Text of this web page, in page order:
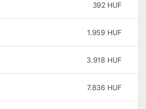
392 HUF
1.959 HUF
3.918 HUF
7.836 HUF